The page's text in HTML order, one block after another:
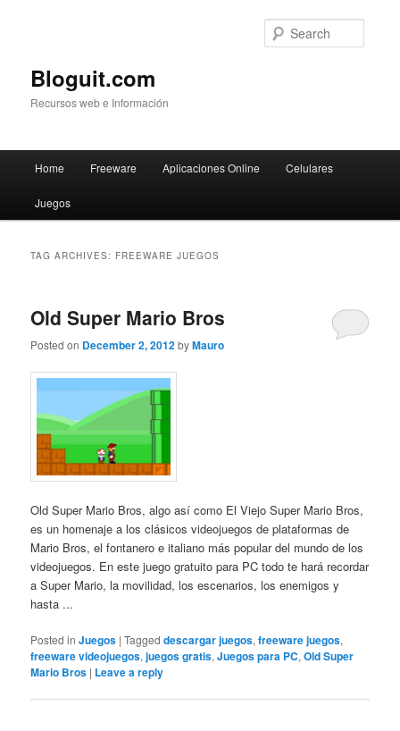
Bloguit.com
Recursos web e Información
Skip
to
Skip
to
Home Freeware Aplicaciones Online Celulares
Juegos
TAG ARCHIVES: FREEWARE JUEGOS
Old Super Mario Bros
Posted on December 2, 2012byMauro
Old Super Mario Bros, algo así como El Viejo Super Mario Bros,
es un homenaje a los clásicos videojuegos de plataformas de
Mario Bros, el fontanero e italiano más popular del mundo de los
videojuegos. En este juego gratuito para PC todo te hará recordar
a Super Mario, la movilidad, los escenarios, los enemigos y
hasta ...
Posted in Juegos |Tagged descargar juegos,freeware juegos,
freeware videojuegos,juegos gratis,Juegos para PC,Old Super
Mario Bros | Leave a reply